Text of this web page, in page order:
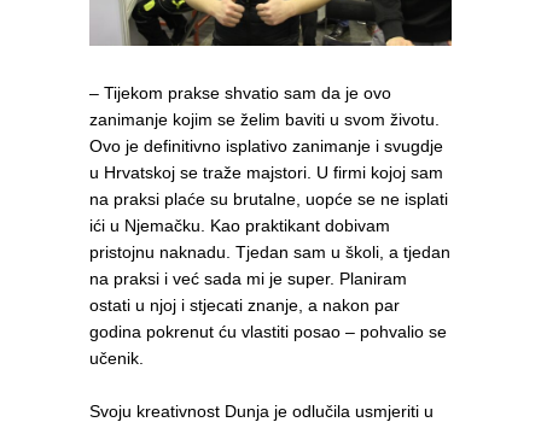
– Tijekom prakse shvatio sam da je ovo
zanimanje kojim se želim baviti u svom životu.
Ovo je definitivno isplativo zanimanje i svugdje
u Hrvatskoj se traže majstori. U firmi kojoj sam
na praksi plaće su brutalne, uopće se ne isplati
ići u Njemačku. Kao praktikant dobivam
pristojnu naknadu. Tjedan sam u školi, a tjedan
na praksi i već sada mi je super. Planiram
ostati u njoj i stjecati znanje, a nakon par
godina pokrenut ću vlastiti posao – pohvalio se
učenik.
Svoju kreativnost Dunja je odlučila usmjeriti u